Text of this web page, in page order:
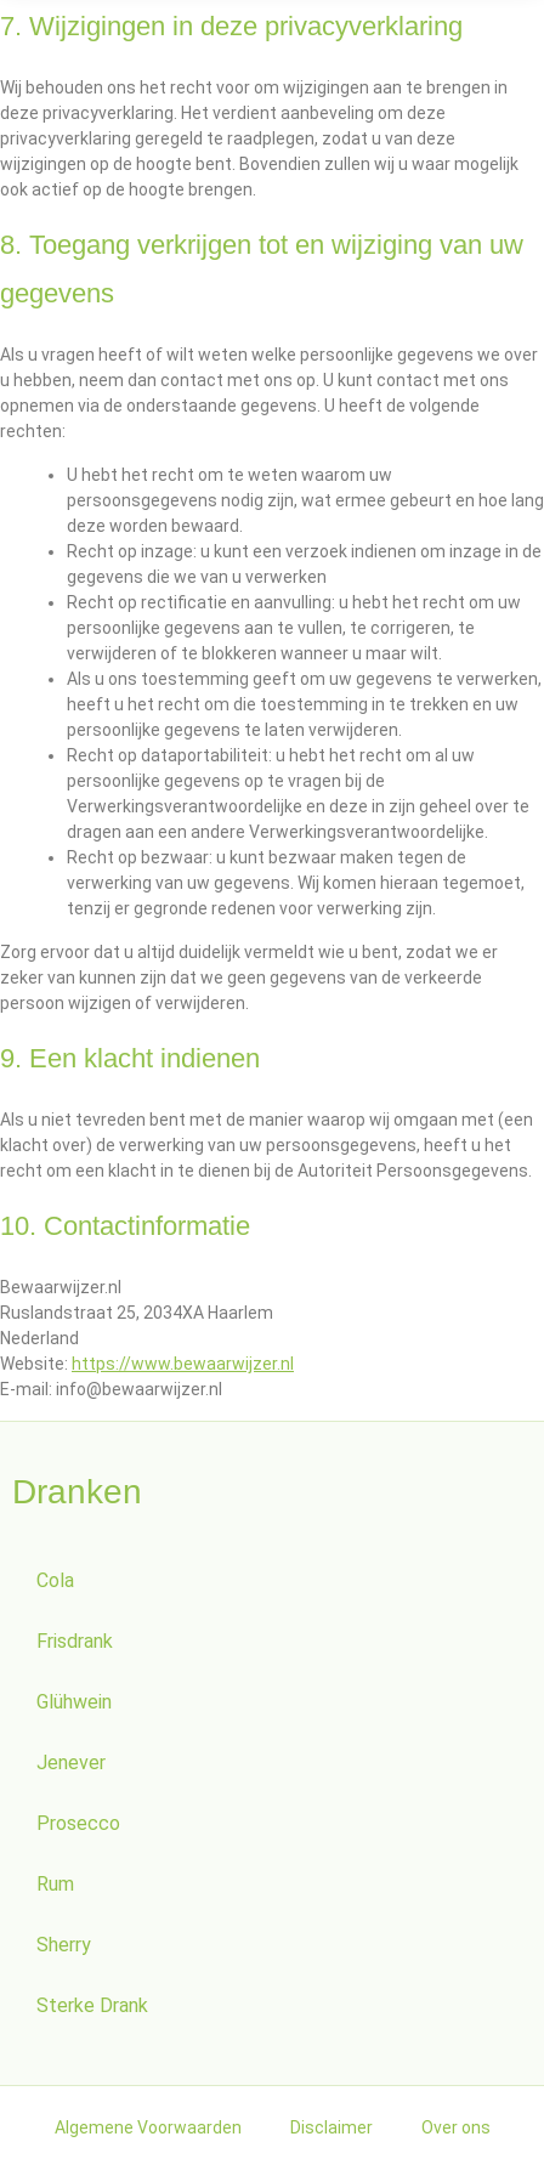
7. Wijzigingen in deze privacyverklaring
Wij behouden ons het recht voor om wijzigingen aan te brengen in
deze privacyverklaring. Het verdient aanbeveling om deze
privacyverklaring geregeld te raadplegen, zodat u van deze
wijzigingen op de hoogte bent. Bovendien zullen wij u waar mogelijk
ook actief op de hoogte brengen.
8. Toegang verkrijgen tot en wijziging van uw
gegevens
Als u vragen heeft of wilt weten welke persoonlijke gegevens we over
u hebben, neem dan contact met ons op. U kunt contact met ons
opnemen via de onderstaande gegevens. U heeft de volgende
rechten:
U hebt het recht om te weten waarom uw
persoonsgegevens nodig zijn, wat ermee gebeurt en hoe lang
deze worden bewaard.
Recht op inzage: u kunt een verzoek indienen om inzage in de
gegevens die we van u verwerken
Recht op rectificatie en aanvulling: u hebt het recht om uw
persoonlijke gegevens aan te vullen, te corrigeren, te
verwijderen of te blokkeren wanneer u maar wilt.
Als u ons toestemming geeft om uw gegevens te verwerken,
heeft u het recht om die toestemming in te trekken en uw
persoonlijke gegevens te laten verwijderen.
Recht op dataportabiliteit: u hebt het recht om al uw
persoonlijke gegevens op te vragen bij de
Verwerkingsverantwoordelijke en deze in zijn geheel over te
dragen aan een andere Verwerkingsverantwoordelijke.
Recht op bezwaar: u kunt bezwaar maken tegen de
verwerking van uw gegevens. Wij komen hieraan tegemoet,
tenzij er gegronde redenen voor verwerking zijn.
Zorg ervoor dat u altijd duidelijk vermeldt wie u bent, zodat we er
zeker van kunnen zijn dat we geen gegevens van de verkeerde
persoon wijzigen of verwijderen.
9. Een klacht indienen
Als u niet tevreden bent met de manier waarop wij omgaan met (een
klacht over) de verwerking van uw persoonsgegevens, heeft u het
recht om een klacht in te dienen bij de Autoriteit Persoonsgegevens.
10. Contactinformatie
Bewaarwijzer.nl
Ruslandstraat 25, 2034XA Haarlem
Nederland
Website: https://www.bewaarwijzer.nl
E-mail: info@bewaarwijzer.nl
Dranken
Cola
Frisdrank
Glühwein
Jenever
Prosecco
Rum
Sherry
Sterke Drank
Algemene Voorwaarden Disclaimer Over ons